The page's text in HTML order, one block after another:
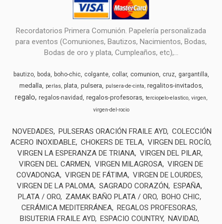
Recordatorios Primera Comunión. Papelería personalizada
para eventos (Comuniones, Bautizos, Nacimientos, Bodas,
Bodas de oro y plata, Cumpleaños, etc),...
bautizo boda boho-chic colgante collar comunion cruz gargantilla
medalla perlas plata pulsera pulsera-de-cinta regalitos-invitados
regalo regalos-navidad regalos-profesoras terciopelo-elastico virgen
virgen-del-rocio
NOVEDADES PULSERAS ORACIÓN FRAILE AYD COLECCIÓN
ACERO INOXIDABLE CHOKERS DE TELA VIRGEN DEL ROCÍO
VIRGEN LA ESPERANZA DE TRIANA VIRGEN DEL PILAR
VIRGEN DEL CARMEN
VIRGEN MILAGROSA VIRGEN DE
COVADONGA VIRGEN DE FÁTIMA VIRGEN DE LOURDES
VIRGEN DE LA PALOMA SAGRADO CORAZÓN
ESPAÑA
PLATA / ORO
ZAMAK BAÑO PLATA / ORO BOHO CHIC
CERÁMICA MEDITERRÁNEA REGALOS PROFESORAS
BISUTERIA FRAILE AYD ESPACIO COUNTRY NAVIDAD